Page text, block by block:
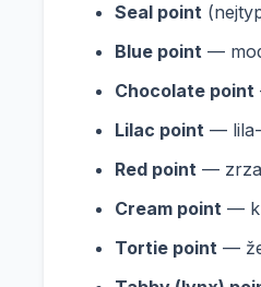
Seal point
Blue point —
Chocolate point
Lilac point —
Red point —
Cream point —
Tortie point —